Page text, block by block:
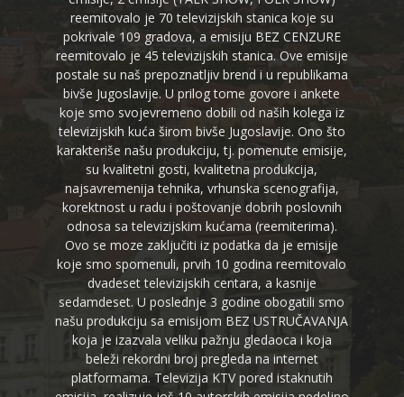
reemitovalo je 70 televizijskih stanica koje su
pokrivale 109 gradova, a emisiju BEZ CENZURE
reemitovalo je 45 televizijskih stanica. Ove emisije
postale su naš prepoznatljiv brend i u republikama
bivše Jugoslavije. U prilog tome govore i ankete
koje smo svojevremeno dobili od naših kolega iz
televizijskih kuća širom bivše Jugoslavije. Ono što
karakteriše našu produkciju, tj. pomenute emisije,
su kvalitetni gosti, kvalitetna produkcija,
najsavremenija tehnika, vrhunska scenografija,
korektnost u radu i poštovanje dobrih poslovnih
odnosa sa televizijskim kućama (reemiterima).
Ovo se moze zaključiti iz podatka da je emisije
koje smo spomenuli, prvih 10 godina reemitovalo
dvadeset televizijskih centara, a kasnije
sedamdeset. U poslednje 3 godine obogatili smo
našu produkciju sa emisijom BEZ USTRUČAVANJA
koja je izazvala veliku pažnju gledaoca i koja
beleži rekordni broj pregleda na internet
platformama. Televizija KTV pored istaknutih